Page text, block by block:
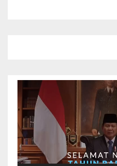
Pemutar
Video